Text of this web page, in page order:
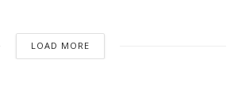
penambahan Nama Math’ ul
dipertanggungjawabkan
Bistir/pengurus Besar) Mat’laul
LOAD MORE